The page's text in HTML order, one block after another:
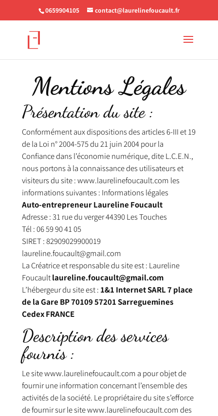
0659904105 contact@laurelinefoucault.fr
Mentions Légales
Présentation du site :
Conformément aux dispositions des articles 6-III et 19
de la Loi n° 2004-575 du 21 juin 2004 pour la
Confiance dans l’économie numérique, dite L.C.E.N.,
nous portons à la connaissance des utilisateurs et
visiteurs du site :www.laurelinefoucault.com les
informations suivantes : Informations légales
Auto-entrepreneurLaureline Foucault
Adresse : 31 rue du verger 44390 Les Touches
Tél : 06 59 90 41 05
SIRET : 82909029900019
laureline.foucault@gmail.com
La Créatrice et responsable du site est : Laureline
Foucault laureline.foucault@gmail.com
L’hébergeur du site est : 1&1 Internet SARL7 place
de la Gare BP 70109 57201 Sarreguemines
Cedex FRANCE
Description des services
fournis :
Le sitewww.laurelinefoucault.com a pour objet de
fournir une information concernant l’ensemble des
activités de la société. Le propriétaire du site s’efforce
de fournir sur le site www.laurelinefoucault.com des